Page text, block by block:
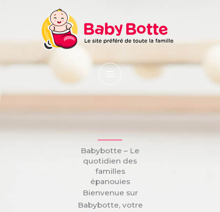
Menu
Babybotte – Le
quotidien des
familles
épanouies
Bienvenue sur
Babybotte, votre